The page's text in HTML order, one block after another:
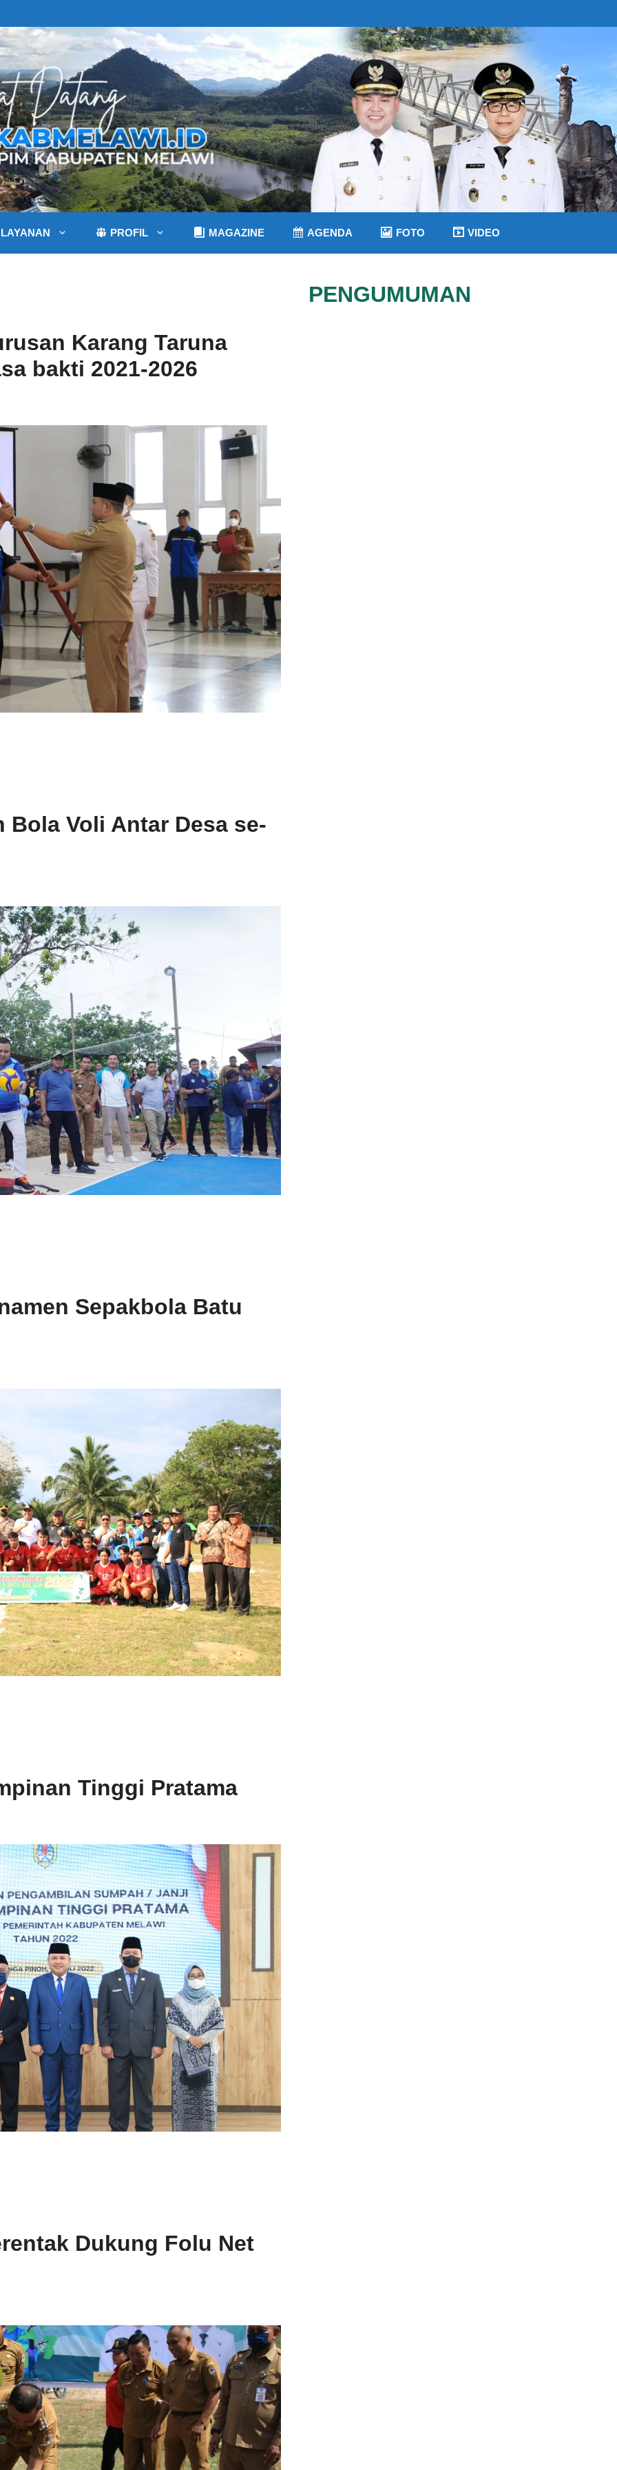
LAYANAN PROFIL MAGAZINE AGENDA FOTO VIDEO
Karang Taruna
bakti 2021-2026
Bola Voli Antar Desa se-
Sepakbola Batu
Tinggi Pratama
Dukung Folu Net
PENGUMUMAN